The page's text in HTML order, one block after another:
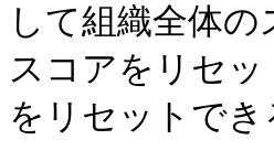
して組織全体
スコアをリセ
をリセットで